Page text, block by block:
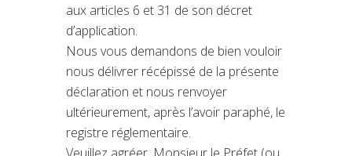
aux articles 6 et 31 de son décret
d’application.
Nous vous demandons de bien vouloir
nous délivrer récépissé de la présente
déclaration et nous renvoyer
ultérieurement, après l’avoir paraphé, le
registre réglementaire.